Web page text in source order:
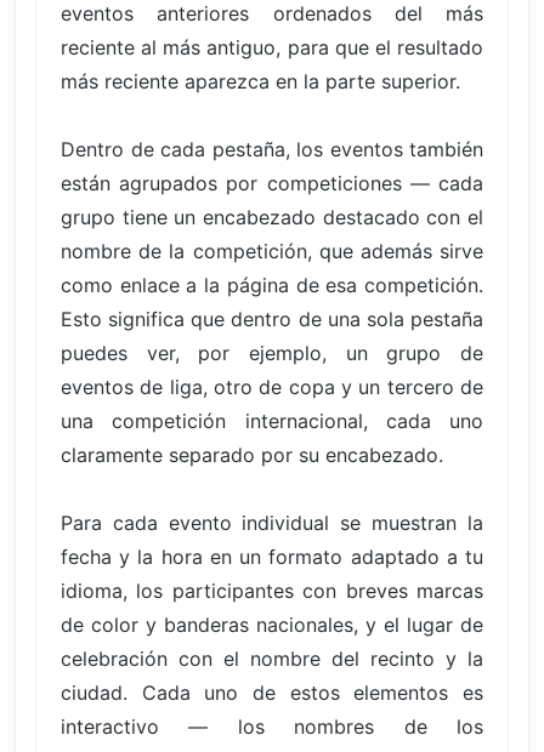
eventos anteriores ordenados del más
reciente al más antiguo, para que el resultado
más reciente aparezca en la parte superior.
Dentro de cada pestaña, los eventos también
están agrupados por competiciones — cada
grupo tiene un encabezado destacado con el
nombre de la competición, que además sirve
como enlace a la página de esa competición.
Esto significa que dentro de una sola pestaña
puedes ver, por ejemplo, un grupo de
eventos de liga, otro de copa y un tercero de
una competición internacional, cada uno
claramente separado por su encabezado.
Para cada evento individual se muestran la
fecha y la hora en un formato adaptado a tu
idioma, los participantes con breves marcas
de color y banderas nacionales, y el lugar de
celebración con el nombre del recinto y la
ciudad. Cada uno de estos elementos es
interactivo — los nombres de los